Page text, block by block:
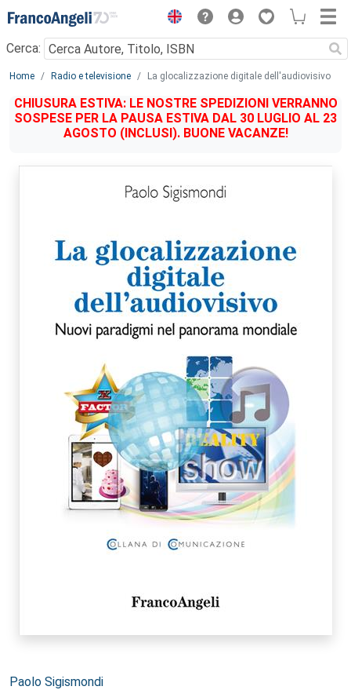
Menu
Cerca:
Main content
Home Radio e televisione La glocalizzazione digitale dell'audiovisivo
CHIUSURA ESTIVA: LE NOSTRE SPEDIZIONI VERRANNO
SOSPESE PER LA PAUSA ESTIVA DAL 30 LUGLIO AL 23
AGOSTO (INCLUSI). BUONE VACANZE!
Autori:
Paolo Sigismondi